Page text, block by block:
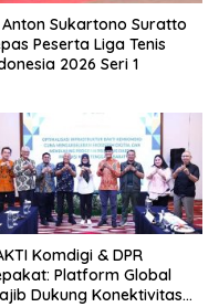
Anton Sukartono Suratto
Peserta Liga Tenis
2026 Seri 1
Komdigi & DPR
Platform Global
Dukung Konektivitas